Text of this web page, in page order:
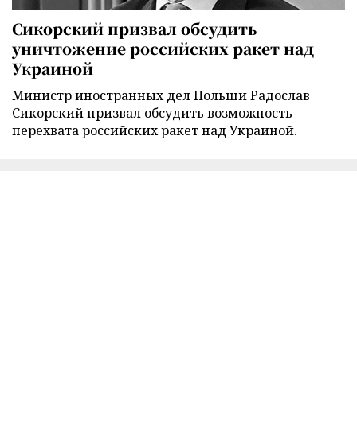
Сикорский призвал обсудить
уничтожение российских ракет над
Украиной
Министр иностранных дел Польши Радослав
Сикорский призвал обсудить возможность
перехвата российских ракет над Украиной.